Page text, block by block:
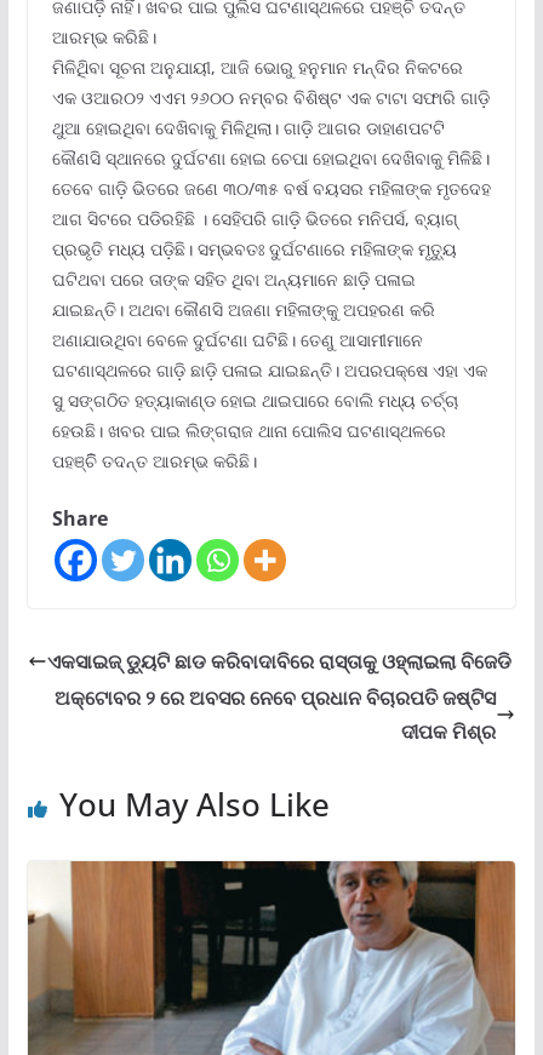
ଜଣାପଡ଼ି ନାହିଁ। ଖବର ପାଇ ପୁଲିସ ଘଟଣାସ୍ଥଳରେ ପହଞ୍ଚି ତଦନ୍ତ
ଆରମ୍ଭ କରିଛି।
ମିଳିଥିିବା ସୂଚନା ଅନୁଯାୟୀ, ଆଜି ଭୋରୁ ହନୁମାନ ମନ୍ଦିର ନିକଟରେ
ଏକ ଓଆର୦୨ ଏଏମ ୨୬୦୦ ନମ୍ବର ବିଶିଷ୍ଟ ଏକ ଟାଟା ସଫାରି ଗାଡ଼ି
ଥୁଆ ହୋଇଥିବା ଦେଖିବାକୁ ମିଳିଥିଲା। ଗାଡ଼ି ଆଗର ଡାହାଣପଟଟି
କୌଣସି ସ୍ଥାନରେ ଦୁର୍ଘଟଣା ହୋଇ ଚେପା ହୋଇଥିବା ଦେଖିବାକୁ ମିଳିଛି।
ତେବେ ଗାଡ଼ି ଭିତରେ ଜଣେ ୩୦/୩୫ ବର୍ଷ ବୟସର ମହିଳାଙ୍କ ମୃତଦେହ
ଆଗ ସିଟରେ ପଡିରହିଛି । ସେହିପରି ଗାଡ଼ି ଭିତରେ ମନିପର୍ସ, ବ୍ୟାଗ୍
ପ୍ରଭୃତି ମଧ୍ୟ ପଡ଼ିଛି। ସମ୍ଭବତଃ ଦୁର୍ଘଟଣାରେ ମହିଳାଙ୍କ ମୃତ୍ୟୁ
ଘଟିଥବା ପରେ ତାଙ୍କ ସହିତ ଥିବା ଅନ୍ୟମାନେ ଛାଡ଼ି ପଳାଇ
ଯାଇଛନ୍ତି। ଅଥବା କୌଣସି ଅଜଣା ମହିଳାଙ୍କୁ ଅପହରଣ କରି
ଅଣାଯାଉଥିବା ବେଳେ ଦୁର୍ଘଟଣା ଘଟିଛି। ତେଣୁ ଆସାମୀମାନେ
ଘଟଣାସ୍ଥଳରେ ଗାଡ଼ି ଛାଡ଼ି ପଳାଇ ଯାଇଛନ୍ତି। ଅପରପକ୍ଷେ ଏହା ଏକ
ସୁ ସଙ୍ଗଠିତ ହତ୍ୟାକାଣ୍ଡ ହୋଇ ଥାଇପାରେ ବୋଲି ମଧ୍ୟ ଚର୍ଚ୍ଚା
ହେଉଛି। ଖବର ପାଇ ଲିଙ୍ଗରାଜ ଥାନା ପୋଲିସ ଘଟଣାସ୍ଥଳରେ
ପହଞ୍ଚିି ତଦନ୍ତ ଆରମ୍ଭ କରିଛି।
Share
ଏକସାଇଜ୍ ଡ୍ୟୁଟି ଛାଡ କରିବାଦାବିରେ ରାସ୍ତାକୁ ଓହ୍ଲାଇଲା ବିଜେଡି
ଅକ୍ଟୋବର ୨ ରେ ଅବସର ନେବେ ପ୍ରଧାନ ବିଚାରପତି ଜଷ୍ଟିସ
ଦୀପକ ମିଶ୍ର
You May Also Like